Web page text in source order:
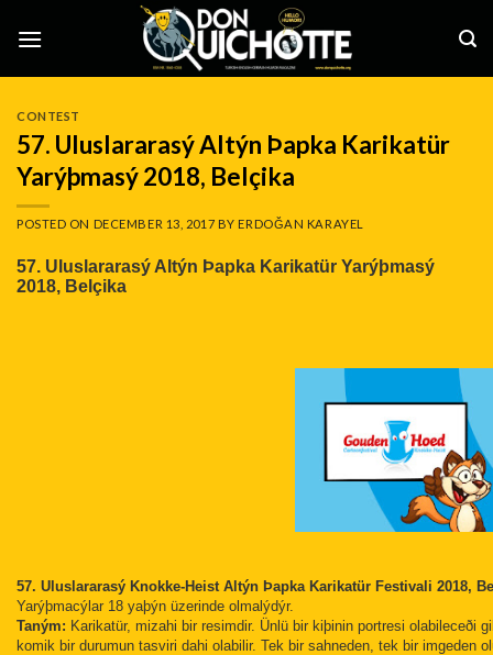
CONTEST
57. Uluslararasý Altýn Þapka Karikatür
Yarýþmasý 2018, Belçika
POSTED ON DECEMBER 13, 2017 BYERDOĞAN KARAYEL
57. Uluslararasý Altýn Þapka Karikatür Yarýþmasý
2018, Belçika
57. Uluslararasý Knokke-Heist Altýn Þapka Karikatür Festivali 2018,
Yarýþmacýlar 18 yaþýn üzerinde olmalýdýr.
Taným: Karikatür, mizahi bir resimdir. Ünlü bir kiþinin portresi olabileceði
komik bir durumun tasviri dahi olabilir. Tek bir sahneden, tek bir imgeden